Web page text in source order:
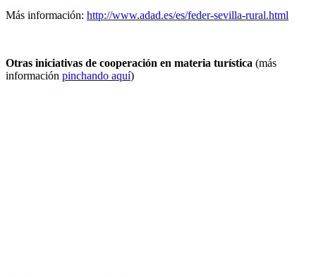
Más información: http://www.adad.es/es/feder-sevilla-rural.html
Otras iniciativas de cooperación en materia turística (más
información pinchando aquí)